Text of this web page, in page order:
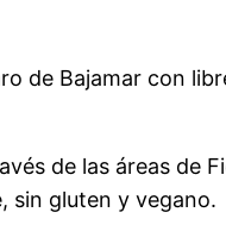
de Bajamar con
de las áreas de
sin gluten y vegano.